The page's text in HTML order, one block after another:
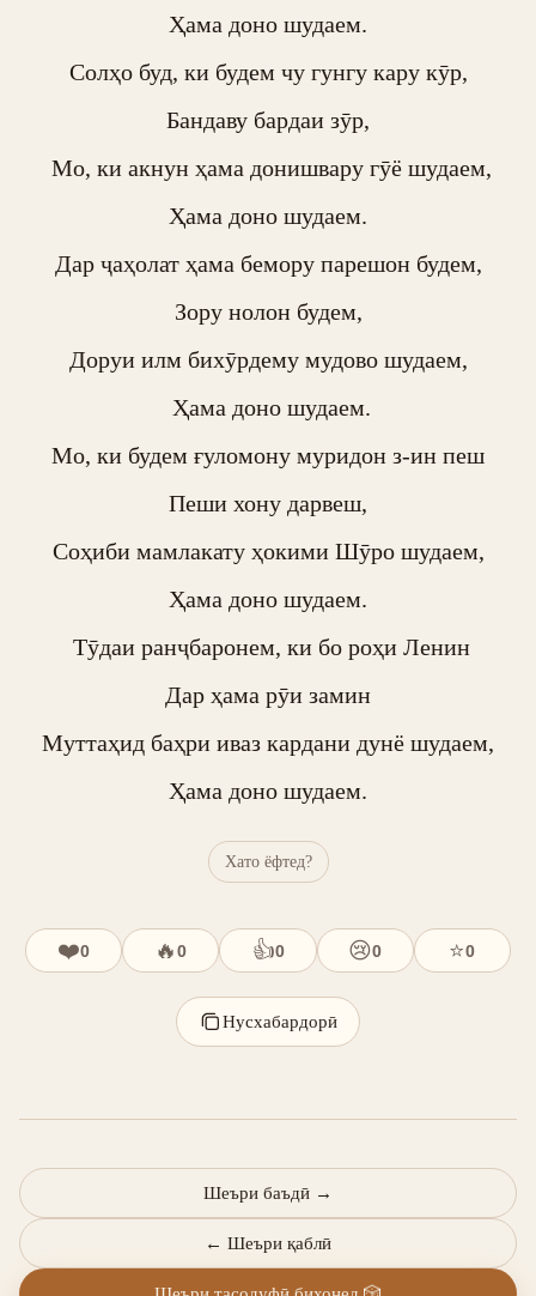
Ҳама доно шудаем.
Солҳо буд, ки будем чу гунгу кару кӯр,
Бандаву бардаи зӯр,
Ҳама доно шудаем.
Дар ҷаҳолат ҳама бемору парешон будем,
Зору нолон будем,
Доруи илм бихӯрдему мудово шудаем,
Мо, ки будем ғуломону муридон з-ин пеш
Пеши хону дарвеш,
Соҳиби мамлакату ҳокими Шӯро шудаем,
Ҳама доно шудаем.
Дар ҳама рӯи замин
Муттаҳид баҳри иваз кардани дунё шудаем,
Ҳама доно шудаем.
Хато ёфтед?
❤️0 🔥0 👍0 😢0 ⭐0
Нусхабардорӣ
← Шеъри қаблӣ
Шеъри баъдӣ →